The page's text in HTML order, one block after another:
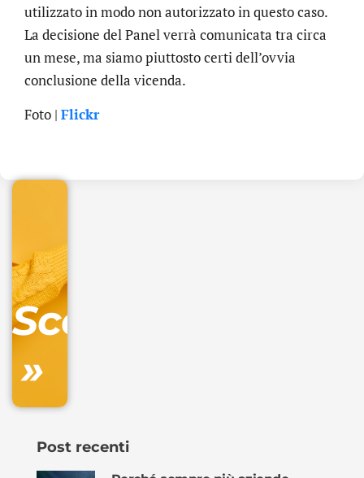
utilizzato in modo non autorizzato in questo caso.
La decisione del Panel verrà comunicata tra circa
un mese, ma siamo piuttosto certi dell’ovvia
conclusione della vicenda.
Foto | Flickr
Scopri
»
.online
Post recenti